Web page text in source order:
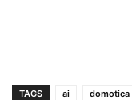
TAGS ai domotica